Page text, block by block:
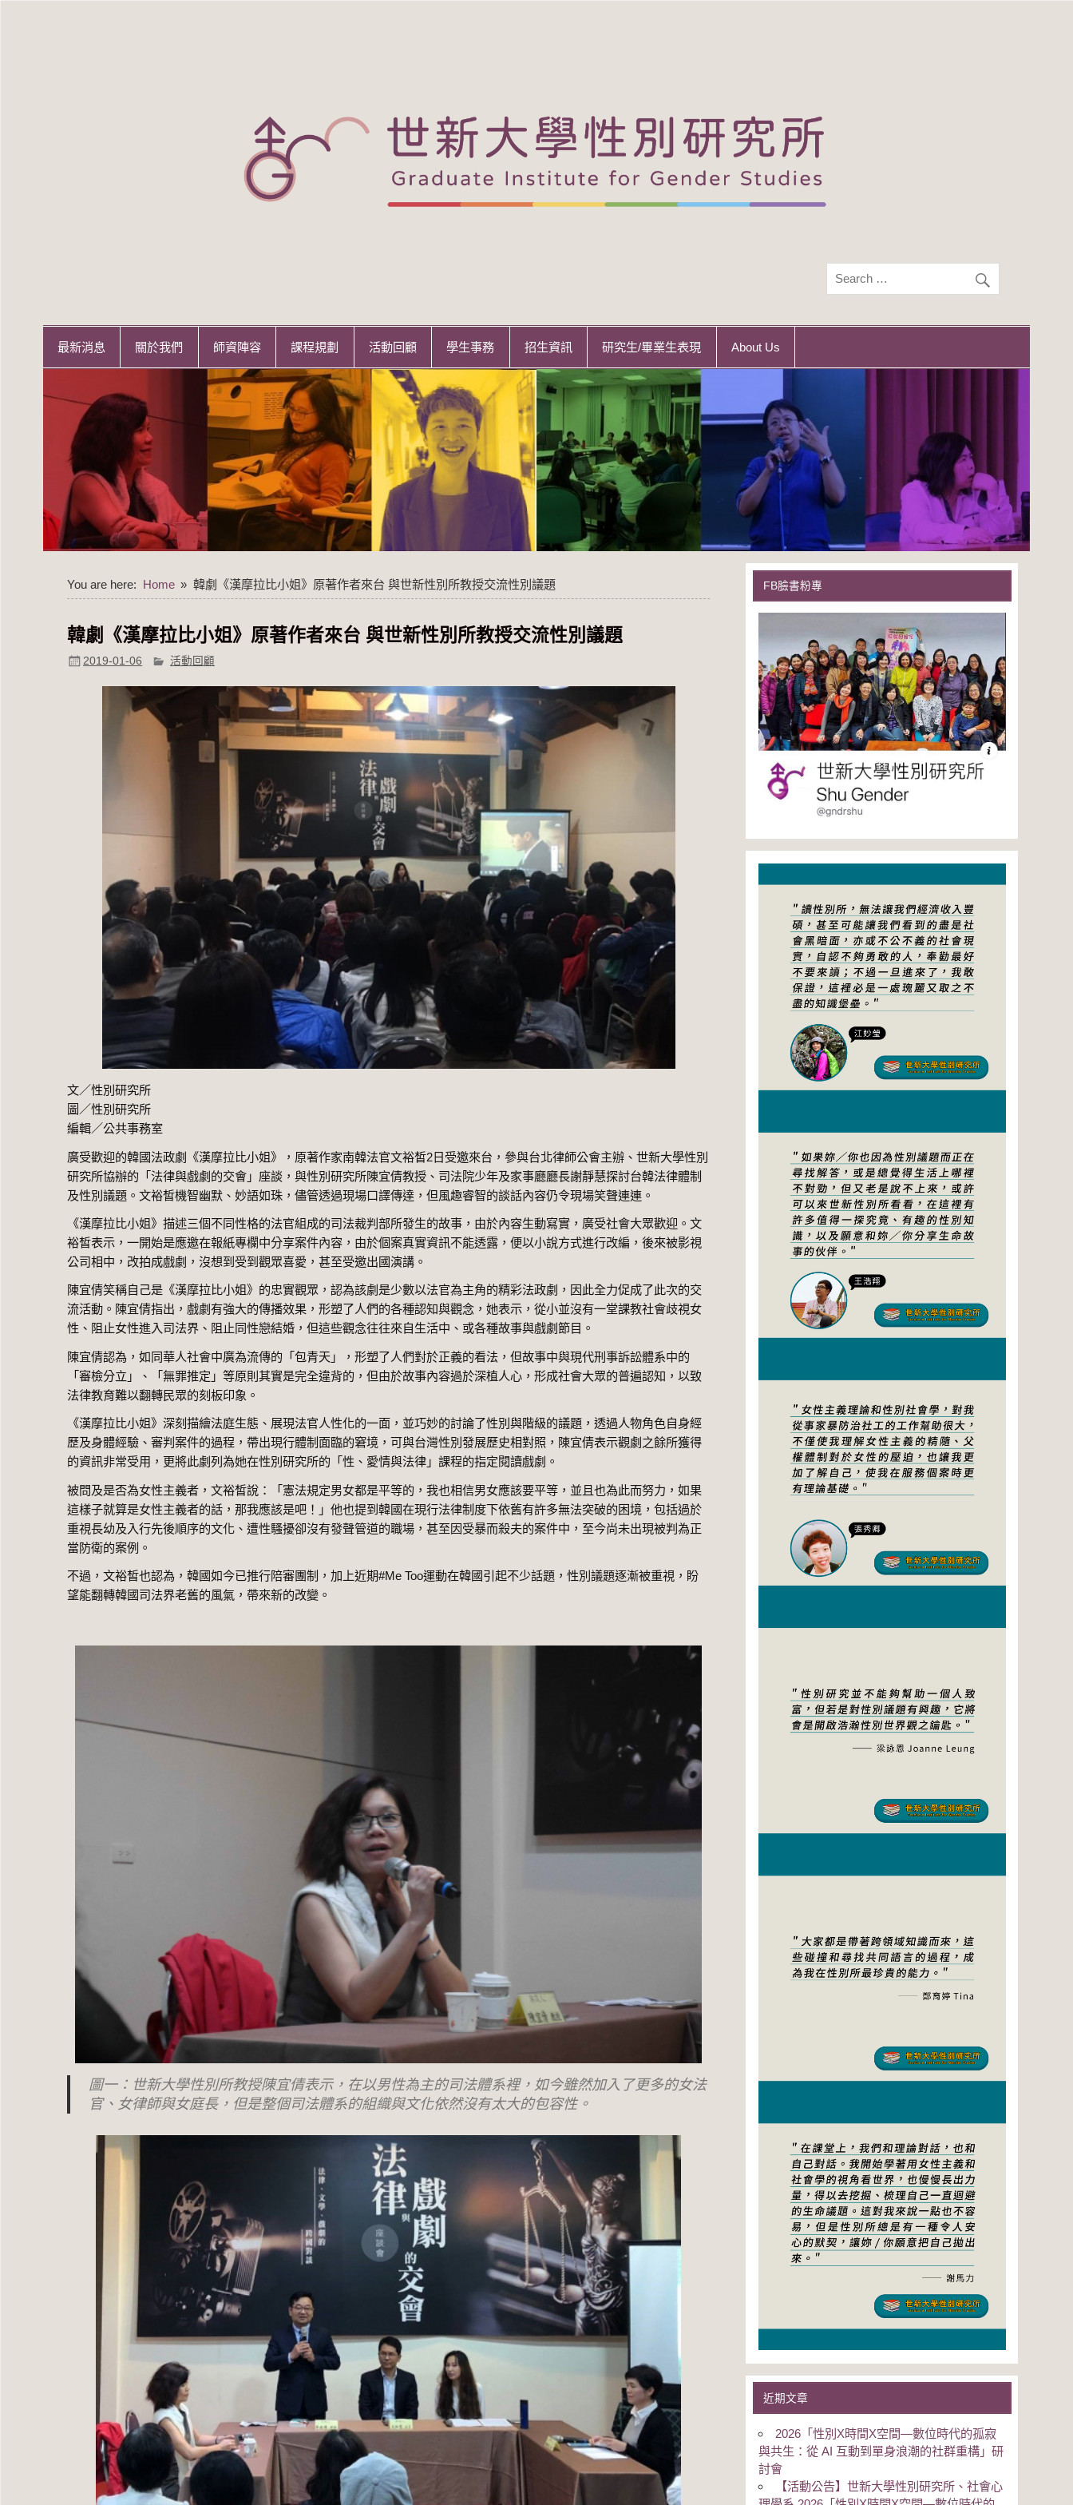
最新消息 關於我們 師資陣容 課程規劃 活動回顧 學生事務 招生資訊 研究生/畢業生表現 About Us
You are here: Home 韓劇《漢摩拉比小姐》原著作者來台 與世新性別所教授交流性別議題
韓劇《漢摩拉比小姐》原著作者來台 與世新性別所教授交流性別議題
2019-01-06 活動回顧
文／性別研究所
圖／性別研究所
編輯／公共事務室
廣受歡迎的韓國法政劇《漢摩拉比小姐》，原著作家南韓法官文裕皙2日受邀來台，參與台北律師公會主辦、世新大學性別
研究所協辦的「法律與戲劇的交會」座談，與性別研究所陳宜倩教授、司法院少年及家事廳廳長謝靜慧探討台韓法律體制
及性別議題。文裕皙機智幽默、妙語如珠，儘管透過現場口譯傳達，但風趣睿智的談話內容仍令現場笑聲連連。
《漢摩拉比小姐》描述三個不同性格的法官組成的司法裁判部所發生的故事，由於內容生動寫實，廣受社會大眾歡迎。文
裕皙表示，一開始是應邀在報紙專欄中分享案件內容，由於個案真實資訊不能透露，便以小說方式進行改編，後來被影視
公司相中，改拍成戲劇，沒想到受到觀眾喜愛，甚至受邀出國演講。
陳宜倩笑稱自己是《漢摩拉比小姐》的忠實觀眾，認為該劇是少數以法官為主角的精彩法政劇，因此全力促成了此次的交
流活動。陳宜倩指出，戲劇有強大的傳播效果，形塑了人們的各種認知與觀念，她表示，從小並沒有一堂課教社會歧視女
性、阻止女性進入司法界、阻止同性戀結婚，但這些觀念往往來自生活中、或各種故事與戲劇節目。
陳宜倩認為，如同華人社會中廣為流傳的「包青天」，形塑了人們對於正義的看法，但故事中與現代刑事訴訟體系中的
「審檢分立」、「無罪推定」等原則其實是完全違背的，但由於故事內容過於深植人心，形成社會大眾的普遍認知，以致
法律教育難以翻轉民眾的刻板印象。
《漢摩拉比小姐》深刻描繪法庭生態、展現法官人性化的一面，並巧妙的討論了性別與階級的議題，透過人物角色自身經
歷及身體經驗、審判案件的過程，帶出現行體制面臨的窘境，可與台灣性別發展歷史相對照，陳宜倩表示觀劇之餘所獲得
的資訊非常受用，更將此劇列為她在性別研究所的「性、愛情與法律」課程的指定閱讀戲劇。
被問及是否為女性主義者，文裕皙說：「憲法規定男女都是平等的，我也相信男女應該要平等，並且也為此而努力，如果
這樣子就算是女性主義者的話，那我應該是吧！」他也提到韓國在現行法律制度下依舊有許多無法突破的困境，包括過於
重視長幼及入行先後順序的文化、遭性騷擾卻沒有發聲管道的職場，甚至因受暴而殺夫的案件中，至今尚未出現被判為正
當防衛的案例。
不過，文裕皙也認為，韓國如今已推行陪審團制，加上近期#Me Too運動在韓國引起不少話題，性別議題逐漸被重視，盼
望能翻轉韓國司法界老舊的風氣，帶來新的改變。
圖一：世新大學性別所教授陳宜倩表示，在以男性為主的司法體系裡，如今雖然加入了更多的女法
官、女律師與女庭長，但是整個司法體系的組織與文化依然沒有太大的包容性。
FB臉書粉專
近期文章
2026「性別Χ時間Χ空間—數位時代的孤寂
與共生：從 AI 互動到單身浪潮的社群重構」研
討會
【活動公告】世新大學性別研究所、社會心